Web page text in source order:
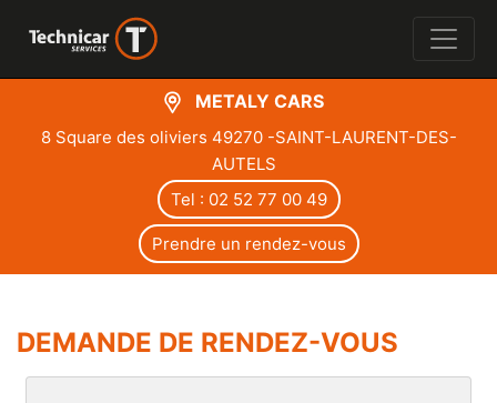
METALY CARS
8 Square des oliviers 49270 -SAINT-LAURENT-DES-
AUTELS
Tel : 02 52 77 00 49
Prendre un rendez-vous
DEMANDE DE RENDEZ-VOUS